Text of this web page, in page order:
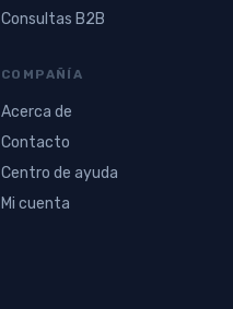
Consultas B2B
COMPAÑÍA
Acerca de
Contacto
Centro de ayuda
Mi cuenta